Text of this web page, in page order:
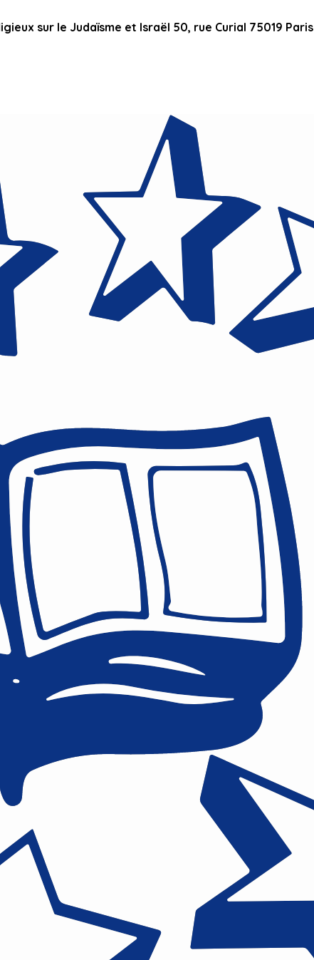
sur le Judaïsme et Israël 50, rue Curial 75019 Paris